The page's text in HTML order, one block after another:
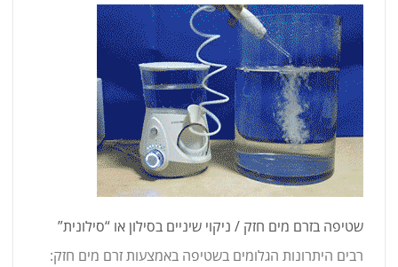
שטיפה בזרם מים חזק / ניקוי שיניים בסילון או “סילונית”
רבים היתרונות הגלומים בשטיפה באמצעות זרם מים חזק: